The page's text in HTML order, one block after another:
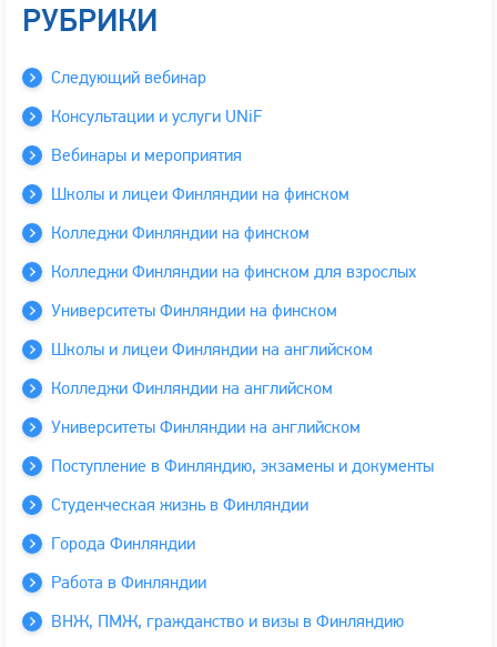
РУБРИКИ
Следующий вебинар
Консультации и услуги UNiF
Вебинары и мероприятия
Школы и лицеи Финляндии на финском
Колледжи Финляндии на финском
Колледжи Финляндии на финском для взрослых
Университеты Финляндии на финском
Школы и лицеи Финляндии на английском
Колледжи Финляндии на английском
Университеты Финляндии на английском
Поступление в Финляндию, экзамены и документы
Студенческая жизнь в Финляндии
Города Финляндии
Работа в Финляндии
ВНЖ, ПМЖ, гражданство и визы в Финляндию